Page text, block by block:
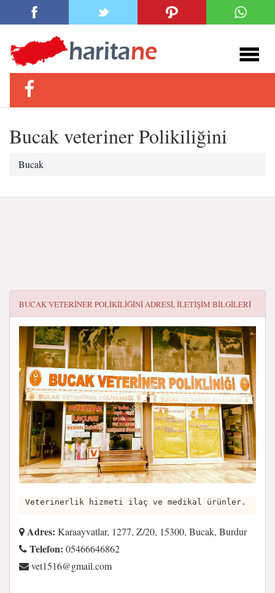
Bucak veteriner Polikiliğini
Bucak
BUCAK VETERINER POLIKILIĞINIADRESI, ILETIŞIM BILGILERI
Veterinerlik hizmeti ilaç ve medikal ürünler.
Adres: Karaayvatlar, 1277, Z/20, 15300, Bucak, Burdur
Telefon: 05466646862
moc.liamg@6151tev